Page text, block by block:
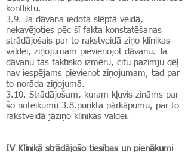
konfliktu.
3.9. Ja dāvana iedota slēptā veidā,
nekavējoties pēc šī fakta konstatēšanas
strādājošais par to rakstveidā ziņo klīnikas
valdei, ziņojumam pievienojot dāvanu. Ja
dāvanu tās faktisko izmēru, citu pazīmju dēļ
nav iespējams pievienot ziņojumam, tad par
to norāda ziņojumā.
3.10. Strādājošam, kuram kļuvis zināms par
šo noteikumu 3.8.punkta pārkāpumu, par to
rakstveidā jāziņo klīnikas valdei.
IV Klīnikā strādājošo tiesības un pienākumi